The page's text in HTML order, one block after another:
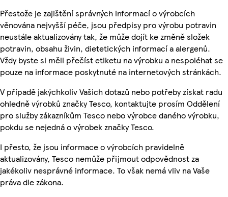
Přestože je zajištění správných informací o výrobcích
věnována nejvyšší péče, jsou předpisy pro výrobu potravin
neustále aktualizovány tak, že může dojít ke změně složek
potravin, obsahu živin, dietetických informací a alergenů.
Vždy byste si měli přečíst etiketu na výrobku a nespoléhat se
pouze na informace poskytnuté na internetových stránkách.
V případě jakýchkoliv Vašich dotazů nebo potřeby získat radu
ohledně výrobků značky Tesco, kontaktujte prosím Oddělení
pro služby zákazníkům Tesco nebo výrobce daného výrobku,
pokdu se nejedná o výrobek značky Tesco.
I přesto, že jsou informace o výrobcích pravidelně
aktualizovány, Tesco nemůže přijmout odpovědnost za
jakékoliv nesprávné informace. To však nemá vliv na Vaše
práva dle zákona.